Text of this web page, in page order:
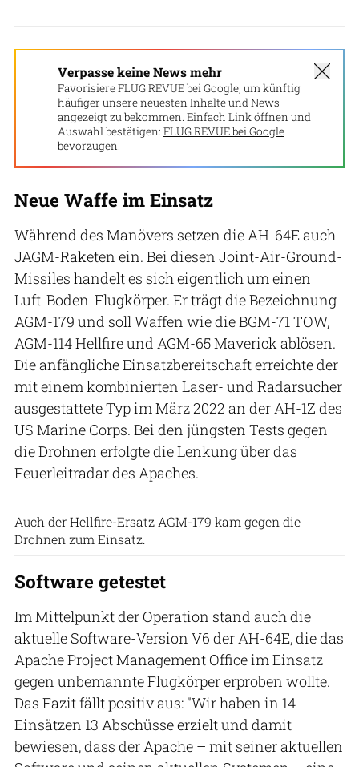
Verpasse keine News mehr
Favorisiere FLUG REVUE bei Google, um künftig
häufiger unsere neuesten Inhalte und News
angezeigt zu bekommen. Einfach Link öffnen und
Auswahl bestätigen: FLUG REVUE bei Google
bevorzugen.
Neue Waffe im Einsatz
Während des Manövers setzen die AH-64E auch
JAGM-Raketen ein. Bei diesen Joint-Air-Ground-
Missiles handelt es sich eigentlich um einen
Luft-Boden-Flugkörper. Er trägt die Bezeichnung
AGM-179 und soll Waffen wie die BGM-71 TOW,
AGM-114 Hellfire und AGM-65 Maverick ablösen.
Die anfängliche Einsatzbereitschaft erreichte der
mit einem kombinierten Laser- und Radarsucher
ausgestattete Typ im März 2022 an der AH-1Z des
US Marine Corps. Bei den jüngsten Tests gegen
die Drohnen erfolgte die Lenkung über das
Feuerleitradar des Apaches.
Auch der Hellfire-Ersatz AGM-179 kam gegen die
Drohnen zum Einsatz.
Software getestet
Im Mittelpunkt der Operation stand auch die
aktuelle Software-Version V6 der AH-64E, die das
Apache Project Management Office im Einsatz
gegen unbemannte Flugkörper erproben wollte.
Das Fazit fällt positiv aus: "Wir haben in 14
Einsätzen 13 Abschüsse erzielt und damit
bewiesen, dass der Apache – mit seiner aktuellen